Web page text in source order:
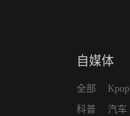
自媒体
全部
科普
Kpop
汽车